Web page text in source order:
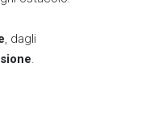
, dagli
.